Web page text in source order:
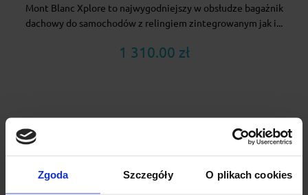
Zgoda Szczegóły O plikach cookies
Mont Blanc Xplore to najwygodniejszy w obsłudze bagażnik
dachowy do samochodów z relingiem zintegrowanym jak i...
1 310.00 zł